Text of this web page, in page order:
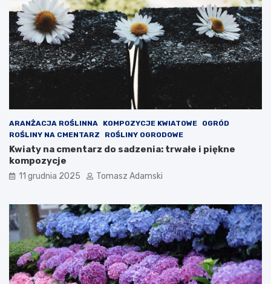
ARANŻACJA ROŚLINNA KOMPOZYCJE KWIATOWE
OGRÓD
ROŚLINY NA CMENTARZ
ROŚLINY OGRODOWE
Kwiaty na cmentarz do sadzenia: trwałe i piękne
kompozycje
11 grudnia 2025 Tomasz Adamski